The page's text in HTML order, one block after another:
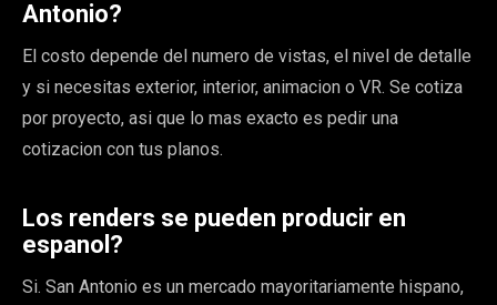
Antonio?
El costo depende del numero de vistas, el nivel de detalle
y si necesitas exterior, interior, animacion o VR. Se cotiza
por proyecto, asi que lo mas exacto es pedir una
cotizacion con tus planos.
Los renders se pueden producir en
espanol?
Si. San Antonio es un mercado mayoritariamente hispano,